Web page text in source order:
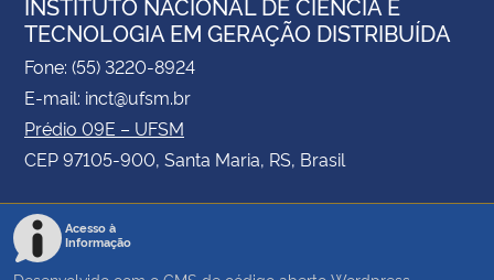
TECNOLOGIA EM GERAÇÃO DISTRIBUÍDA
Fone: (55) 3220-8924
E-mail: inct@ufsm.br
Prédio 09E – UFSM
CEP 97105-900, Santa Maria, RS, Brasil
Acesso à
Informação